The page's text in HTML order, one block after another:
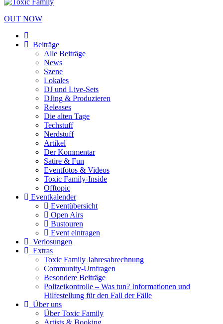
OUT NOW
Beiträge
Alle Beiträge
News
Szene
Lokales
DJ und Live-Sets
DJing & Produzieren
Releases
Die alten Tage
Techstuff
Nerdstuff
Artikel
Der Kommentar
Satire & Fun
Eventfotos & Videos
Toxic Family-Inside
Offtopic
Eventkalender
Eventübersicht
Open Airs
Bustouren
Event eintragen
Verlosungen
Extras
Toxic Family Jahresabrechnung
Community-Umfragen
Besondere Beiträge
Polizeikontrolle – Was tun? Informationen und
Hilfestellung für den Fall der Fälle
Über uns
Über Toxic Family
Artists & Booking